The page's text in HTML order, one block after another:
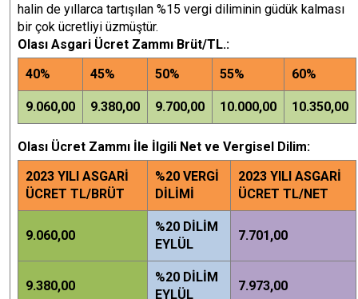
halin de yıllarca tartışılan %15 vergi diliminin güdük kalması
bir çok ücretliyi üzmüştür.
Olası Asgari Ücret Zammı Brüt/TL.:
40%
45% 50% 55% 60%
9.060,00 9.380,00 9.700,00 10.000,00 10.350,00
Olası Ücret Zammı İle İlgili Net ve Vergisel Dilim:
2023 YILI ASGARİ
ÜCRET TL/BRÜT
%20 VERGİ
DİLİMİ
2023 YILI ASGARİ
ÜCRET TL/NET
9.060,00
%20 DİLİM
EYLÜL
7.701,00
9.380,00
%20 DİLİM
EYLÜL
7.973,00